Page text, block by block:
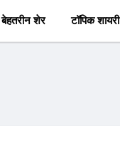
बेहतरीन शेर टॉपिक शायरी